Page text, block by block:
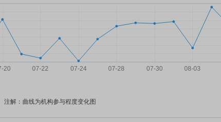
注解：曲线为机构参与程度变化图